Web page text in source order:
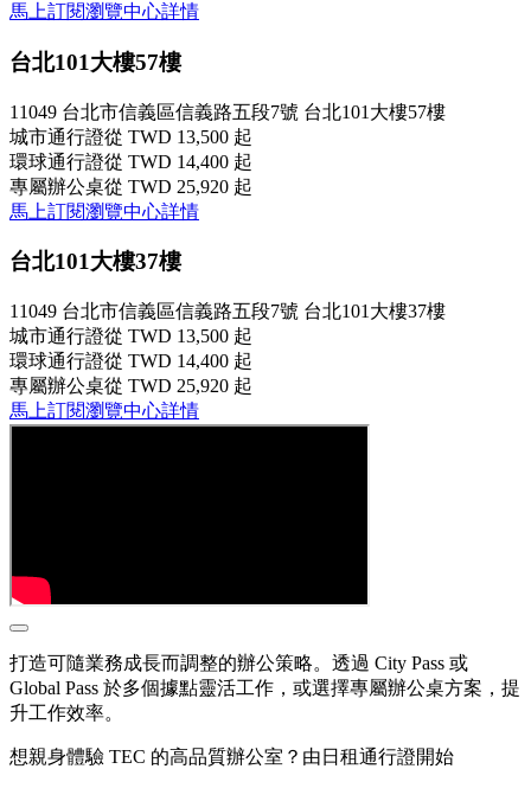
馬上訂閱瀏覽中心詳情
台北101大樓57樓
11049 台北市信義區信義路五段7號 台北101大樓57樓
城市通行證從 TWD 13,500 起
環球通行證從 TWD 14,400 起
專屬辦公桌從 TWD 25,920 起
馬上訂閱瀏覽中心詳情
台北101大樓37樓
11049 台北市信義區信義路五段7號 台北101大樓37樓
城市通行證從 TWD 13,500 起
環球通行證從 TWD 14,400 起
專屬辦公桌從 TWD 25,920 起
馬上訂閱瀏覽中心詳情
打造可隨業務成長而調整的辦公策略。透過 City Pass 或
Global Pass 於多個據點靈活工作，或選擇專屬辦公桌方案，提
升工作效率。
想親身體驗 TEC 的高品質辦公室？由日租通行證開始